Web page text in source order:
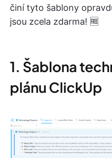
činí tyto šablony
jsou zcela zdarma! 🆓
1. Šablona
plánu ClickUp